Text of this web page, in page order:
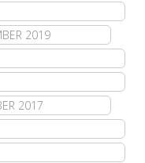
2019
2017